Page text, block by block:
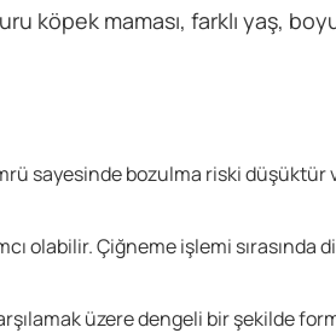
köpek maması, farklı yaş,
sayesinde bozulma riski düşüktür
olabilir. Çiğneme işlemi sırasında
üzere dengeli bir şekilde